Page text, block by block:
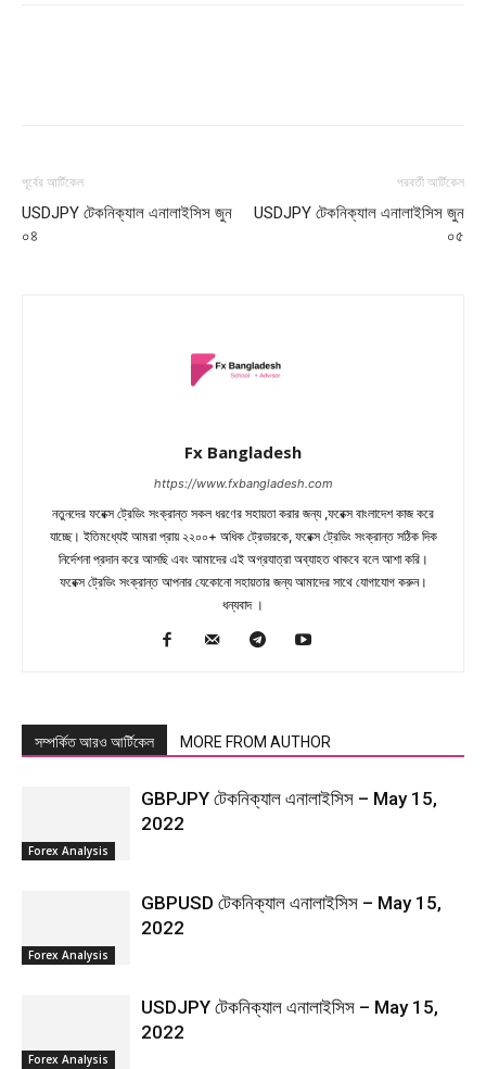
পূর্বের আর্টিকেল
USDJPY টেকনিক্যাল এনালাইসিস জুন
০৪
পরবর্তী আর্টিকেল
USDJPY টেকনিক্যাল এনালাইসিস জুন
০৫
Fx Bangladesh
https://www.fxbangladesh.com
নতুনদের ফরেক্স ট্রেডিং সংক্রান্ত সকল ধরণের সহায়তা করার জন্য ,ফরেক্স বাংলাদেশ কাজ করে
যাচ্ছে। ইতিমধ্যেই আমরা প্রায় ২২০০+ অধিক ট্রেডারকে, ফরেক্স ট্রেডিং সংক্রান্ত সঠিক দিক
নির্দেশনা প্রদান করে আসছি এবং আমাদের এই অগ্রযাত্রা অব্যাহত থাকবে বলে আশা করি।
ফরেক্স ট্রেডিং সংক্রান্ত আপনার যেকোনো সহায়তার জন্য আমাদের সাথে যোগাযোগ করুন।
ধন্যবাদ ।
সম্পর্কিত আরও আর্টিকেল MORE FROM AUTHOR
Forex Analysis
GBPJPY টেকনিক্যাল এনালাইসিস – May 15,
2022
Forex Analysis
GBPUSD টেকনিক্যাল এনালাইসিস – May 15,
2022
Forex Analysis
USDJPY টেকনিক্যাল এনালাইসিস – May 15,
2022